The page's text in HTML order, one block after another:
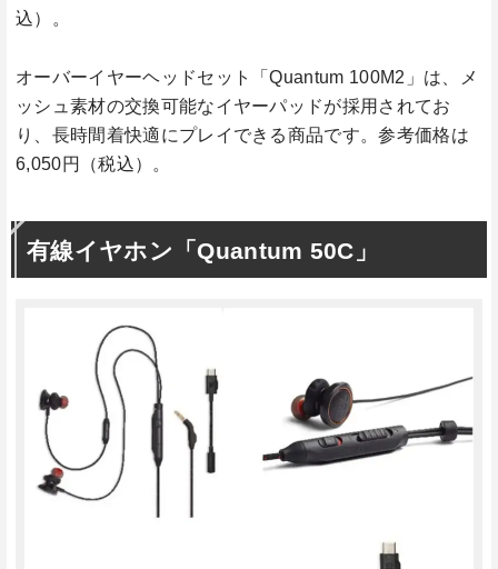
込）。
オーバーイヤーヘッドセット「Quantum 100M2」は、メ
ッシュ素材の交換可能なイヤーパッドが採用されてお
り、長時間着快適にプレイできる商品です。参考価格は
6,050円（税込）。
有線イヤホン「Quantum 50C」